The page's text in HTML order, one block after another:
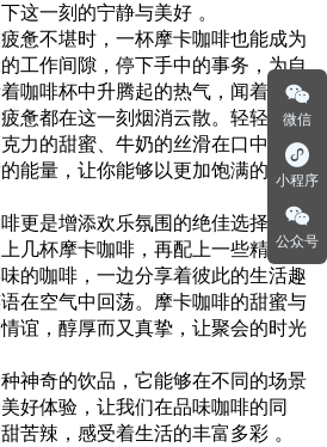
这一刻的宁静与美好 。
惫不堪时，一杯摩卡咖啡也能成为
工作间隙，停下手中的事务，为自
咖啡杯中升腾起的热气，闻着那浓
惫都在这一刻烟消云散。轻轻抿上
力的甜蜜、牛奶的丝滑在口中交
能量，让你能够以更加饱满的精神
更是增添欢乐氛围的绝佳选择。几
几杯摩卡咖啡，再配上一些精致的
的咖啡，一边分享着彼此的生活趣
在空气中回荡。摩卡咖啡的甜蜜与
谊，醇厚而又真挚，让聚会的时光
神奇的饮品，它能够在不同的场景
好体验，让我们在品味咖啡的同
苦辣，感受着生活的丰富多彩 。
微信
小程序
公众号